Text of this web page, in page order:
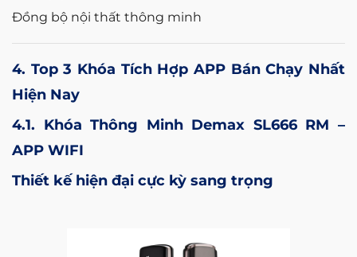
Đồng bộ nội thất thông minh
4. Top 3 Khóa Tích Hợp APP Bán Chạy Nhất
Hiện Nay
4.1. Khóa Thông Minh Demax SL666 RM –
APP WIFI
Thiết kế hiện đại cực kỳ sang trọng